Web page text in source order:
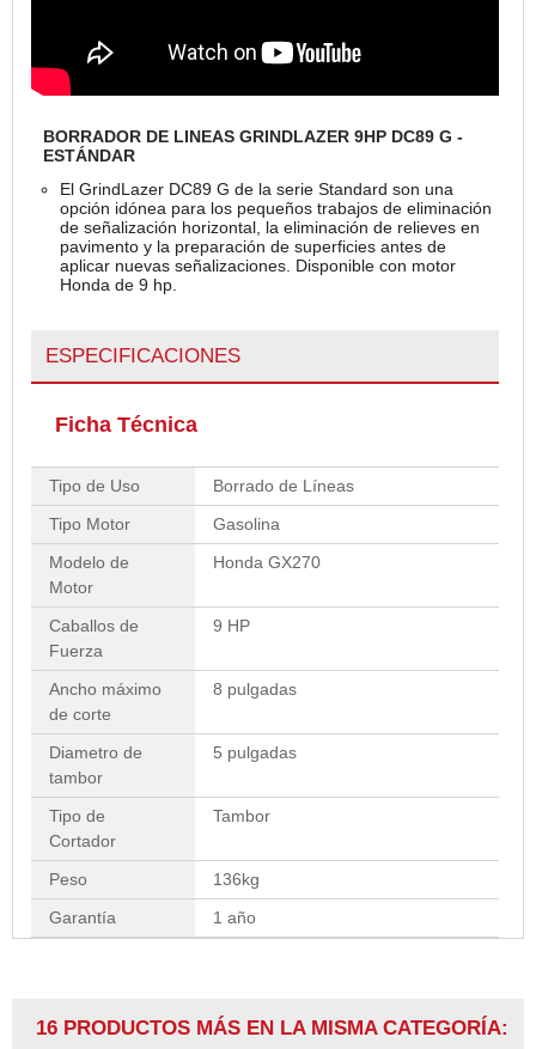
BORRADOR DE LINEAS GRINDLAZER 9HP DC89 G -
ESTÁNDAR
El GrindLazer DC89 G de la serie Standard son una
opción idónea para los pequeños trabajos de eliminación
de señalización horizontal, la eliminación de relieves en
pavimento y la preparación de superficies antes de
aplicar nuevas señalizaciones. Disponible con motor
Honda de 9 hp.
ESPECIFICACIONES
Ficha Técnica
Tipo de Uso
Borrado de Líneas
Tipo Motor
Gasolina
Modelo de
Motor
Honda GX270
Caballos de
Fuerza
9 HP
Ancho máximo
de corte
8 pulgadas
Diametro de
tambor
5 pulgadas
Tipo de
Cortador
Tambor
Peso
136kg
Garantía
1 año
16 PRODUCTOS MÁS EN LA MISMA CATEGORÍA: